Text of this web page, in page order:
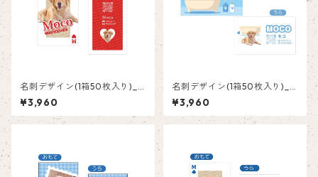
名刺デザイン(1箱50枚入り)_
トランプ_TRR001
¥3,960
名刺デザイン(1箱50枚入り)_
バスルーム_BLB002
¥3,960